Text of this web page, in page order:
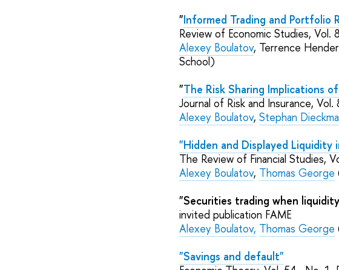
"Informed Trading and Portfolio
Review of Economic Studies, Vol.
Alexey Boulatov, Terrence
School)
"The Risk Sharing Implications
Journal of Risk and Insurance, Vol.
Alexey Boulatov, Stephan
"Hidden and Displayed
The Review of Financial Studies,
Alexey Boulatov, Thomas George
"Securities trading when
invited publication FAME
Alexey Boulatov, Thomas George
"Savings and default"